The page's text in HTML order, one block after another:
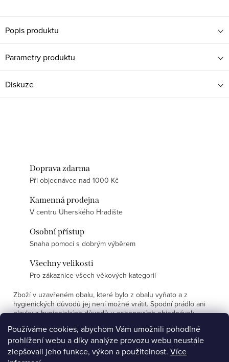
Používáme cookies, abychom Vám umožnili pohodlné
prohlížení webu a díky analýze provozu webu neustále
zlepšovali jeho funkce, výkon a použitelnost. Více
Popis produktu
Parametry produktu
Diskuze
Doprava zdarma
Při objednávce nad 1000 Kč
Kamenná prodejna
V centru Uherského Hradište
Osobní přístup
Snaha pomoci s dobrým výběrem
Všechny velikosti
Pro zákaznice všech věkových kategorií
Zboží v uzavřeném obalu, které bylo z obalu vyňato a z
hygienických důvodů jej není možné vrátit. Spodní prádlo ani
plavky z hygienických důvodů u eshopových objednávek
Z